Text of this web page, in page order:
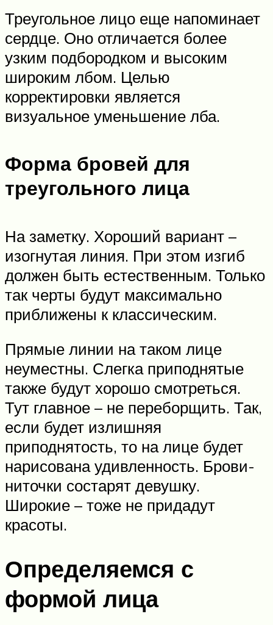
Треугольное лицо еще напоминает
сердце. Оно отличается более
узким подбородком и высоким
широким лбом. Целью
корректировки является
визуальное уменьшение лба.
Форма бровей для
треугольного лица
На заметку. Хороший вариант –
изогнутая линия. При этом изгиб
должен быть естественным. Только
так черты будут максимально
приближены к классическим.
Прямые линии на таком лице
неуместны. Слегка приподнятые
также будут хорошо смотреться.
Тут главное – не переборщить. Так,
если будет излишняя
приподнятость, то на лице будет
нарисована удивленность. Брови-
ниточки состарят девушку.
Широкие – тоже не придадут
красоты.
Определяемся с
формой лица